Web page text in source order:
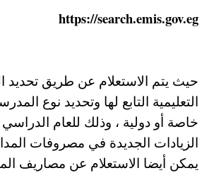
https://search.emis.gov.eg
حيث يتم الاستعلام عن طريق تحديد
التعليمية التابع لها وتحديد نوع
خاصة أو دولية ، وذلك للعام الدراسي
يمكن أيضا الاستعلام عن مصاريف